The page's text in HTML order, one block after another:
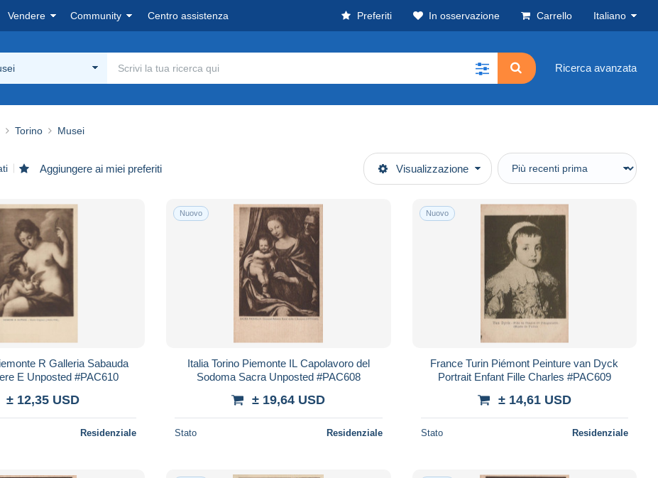
Vendere Community Centro assistenza Preferiti In osservazione Carrello Italiano
Ricerca avanzata
Torino Musei
Aggiungere ai miei preferiti Visualizzazione
R Galleria Sabauda
E Unposted #PAC610
± 12,35 USD
Residenziale
Nuovo
Italia Torino Piemonte IL Capolavoro del
Sodoma Sacra Unposted #PAC608
± 19,64 USD
Stato Residenziale
Nuovo
France Turin Piémont Peinture van Dyck
Portrait Enfant Fille Charles #PAC609
± 14,61 USD
Stato Residenziale